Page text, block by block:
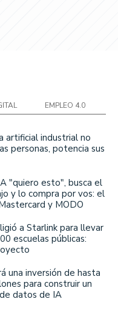
EMPLEO 4.0
artificial industrial no
personas, potencia sus
"quiero esto", busca el
y lo compra por vos: el
y MODO
a Starlink para llevar
escuelas públicas:
una inversión de hasta
para construir un
datos de IA